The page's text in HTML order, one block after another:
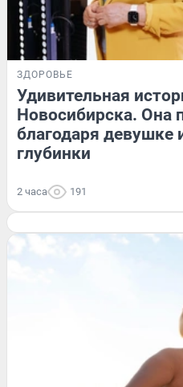
ЗДОРОВЬЕ
Удивительная
Новосибирска. Она
благодаря девушке
глубинки
2 часа 191